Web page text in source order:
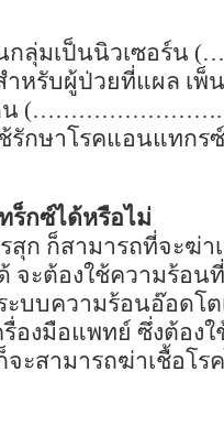
ลุ่มเป็นนิวเซอร์น
หรับผู้ป่วยที่แผล เพ็
(…………………….
รักษาโรคแอนแทกร
ร็กซ์ได้หรือไม่
ก ก็สามารถที่จะฆ่า
จะต้องใช้ความร้อน
ะบบความร้อนอ๊อดโต
องมือแพทย์ ซึ่งต้อง
จะสามารถฆ่าเชื้อโร